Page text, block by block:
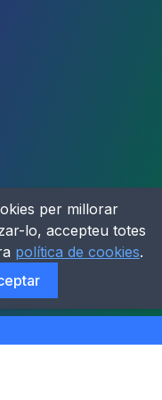
per millorar
lo, accepteu totes
política de cookies.